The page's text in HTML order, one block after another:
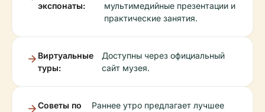
экспонаты:
мультимедийные презентации и
практические занятия.
Виртуальные
туры:
Доступны через официальный
сайт музея.
Советы по
Раннее утро предлагает лучшее